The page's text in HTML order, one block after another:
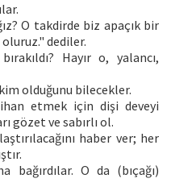
O takdirde biz apaçık bir
oluruz." dediler.
Hayır o, yalancı,
kim olduğunu bilecekler.
etmek için dişi deveyi
gözet ve sabırlı ol.
haber ver; her
bağırdılar. O da (bıçağı)